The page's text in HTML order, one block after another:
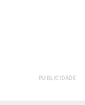
PUBLICIDADE